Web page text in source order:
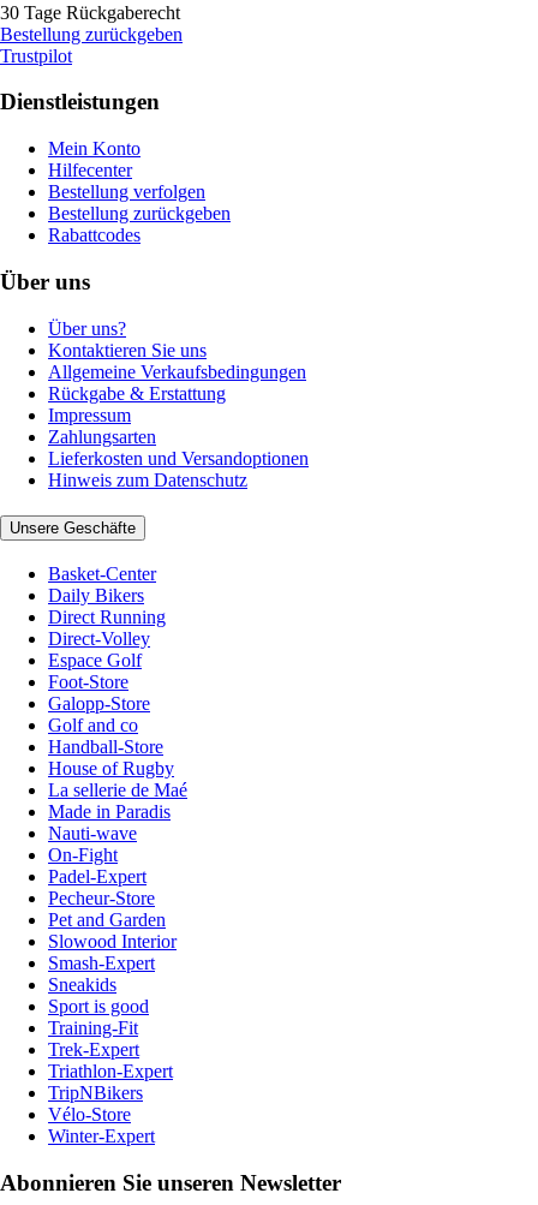
30 Tage Rückgaberecht
Bestellung zurückgeben
Trustpilot
Dienstleistungen
Mein Konto
Hilfecenter
Bestellung verfolgen
Bestellung zurückgeben
Rabattcodes
Über uns
Über uns?
Kontaktieren Sie uns
Allgemeine Verkaufsbedingungen
Rückgabe & Erstattung
Impressum
Zahlungsarten
Lieferkosten und Versandoptionen
Hinweis zum Datenschutz
Unsere Geschäfte
Basket-Center
Daily Bikers
Direct Running
Direct-Volley
Espace Golf
Foot-Store
Galopp-Store
Golf and co
Handball-Store
House of Rugby
La sellerie de Maé
Made in Paradis
Nauti-wave
On-Fight
Padel-Expert
Pecheur-Store
Pet and Garden
Slowood Interior
Smash-Expert
Sneakids
Sport is good
Training-Fit
Trek-Expert
Triathlon-Expert
TripNBikers
Vélo-Store
Winter-Expert
Abonnieren Sie unseren Newsletter